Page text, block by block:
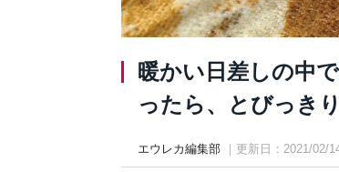
暖かい日差しの中
ったら、とびっき
エウレカ編集部 ｜更新日：2021/02/